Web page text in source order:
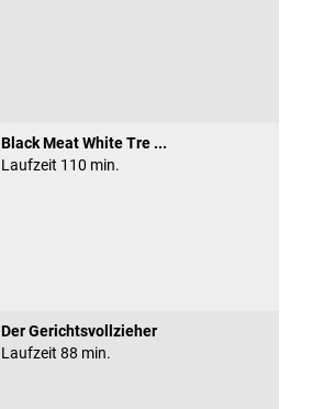
Black Meat White Tre ...
Laufzeit 110 min.
Der Gerichtsvollzieher
Laufzeit 88 min.